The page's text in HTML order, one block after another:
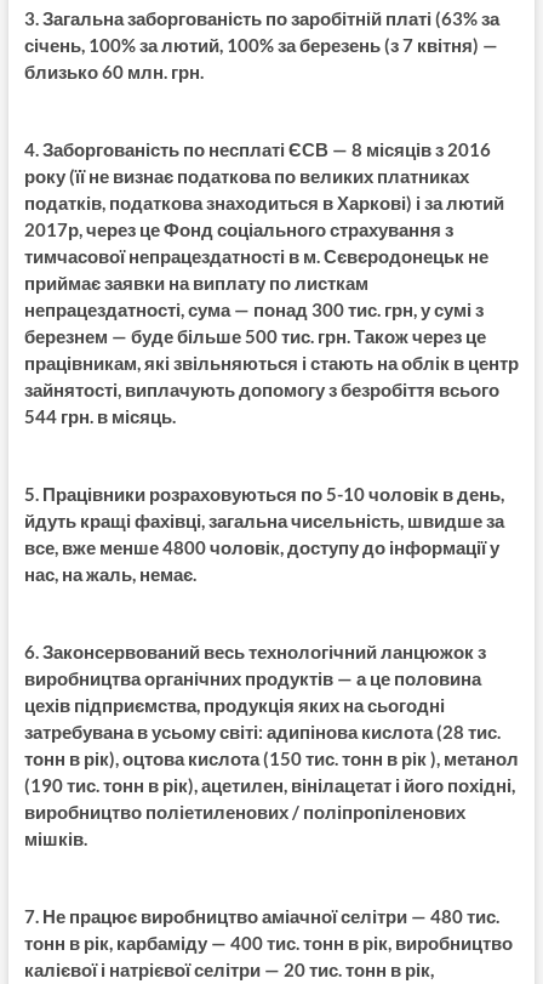
3. Загальна заборгованість по заробітній платі (63% за
січень, 100% за лютий, 100% за березень (з 7 квітня) —
близько 60 млн. грн.
4. Заборгованість по несплаті ЄСВ — 8 місяців з 2016
року (її не визнає податкова по великих платниках
податків, податкова знаходиться в Харкові) і за лютий
2017р, через це Фонд соціального страхування з
тимчасової непрацездатності в м. Сєвєродонецьк не
приймає заявки на виплату по листкам
непрацездатності, сума — понад 300 тис. грн, у сумі з
березнем — буде більше 500 тис. грн. Також через це
працівникам, які звільняються і стають на облік в центр
зайнятості, виплачують допомогу з безробіття всього
544 грн. в місяць.
5. Працівники розраховуються по 5-10 чоловік в день,
йдуть кращі фахівці, загальна чисельність, швидше за
все, вже менше 4800 чоловік, доступу до інформації у
нас, на жаль, немає.
6. Законсервований весь технологічний ланцюжок з
виробництва органічних продуктів — а це половина
цехів підприємства, продукція яких на сьогодні
затребувана в усьому світі: адипінова кислота (28 тис.
тонн в рік), оцтова кислота (150 тис. тонн в рік ), метанол
(190 тис. тонн в рік), ацетилен, вінілацетат і його похідні,
виробництво поліетиленових / поліпропіленових
мішків.
7. Не працює виробництво аміачної селітри — 480 тис.
тонн в рік, карбаміду — 400 тис. тонн в рік, виробництво
калієвої і натрієвої селітри — 20 тис. тонн в рік,